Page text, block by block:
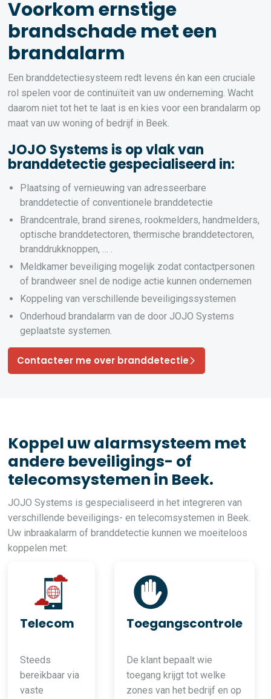
Voorkom ernstige
brandschade met een
brandalarm
Een branddetectiesysteem redt levens én kan een cruciale
rol spelen voor de continuïteit van uw onderneming. Wacht
daarom niet tot het te laat is en kies voor een brandalarm op
maat van uw woning of bedrijf in Beek.
JOJO Systems is op vlak van
branddetectie gespecialiseerd in:
Plaatsing of vernieuwing van adresseerbare
branddetectie of conventionele branddetectie
Brandcentrale, brand sirenes, rookmelders, handmelders,
optische branddetectoren, thermische branddetectoren,
branddrukknoppen, … .
Meldkamer beveiliging mogelijk zodat contactpersonen
of brandweer snel de nodige actie kunnen ondernemen
Koppeling van verschillende beveiligingssystemen
Onderhoud brandalarm van de door JOJO Systems
geplaatste systemen.
Contacteer me over branddetectie
Koppel uw alarmsysteem met
andere beveiligings- of
telecomsystemen in Beek.
JOJO Systems is gespecialiseerd in het integreren van
verschillende beveiligings- en telecomsystemen in Beek.
Uw inbraakalarm of branddetectie kunnen we moeiteloos
koppelen met:
Telecom
Steeds
bereikbaar via
vaste
Toegangscontrole
De klant bepaalt wie
toegang krijgt tot welke
zones van het bedrijf en op